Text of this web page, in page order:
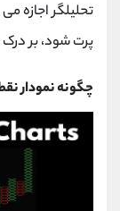
تحلیلگر اجازه
پرت شود، بر درک
چگونه نمودار